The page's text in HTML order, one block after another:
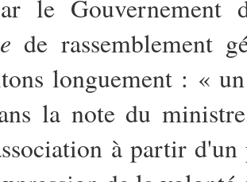
le
de rassemblement
longuement : «
la note du
à partir